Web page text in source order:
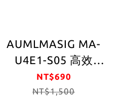
AUMLMASIG MA-
U4E1-S05 高效
USB3.2 Gen1
4PORT 連接埠 擴充
NT$690
NT$1,500